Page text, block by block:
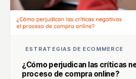
ESTRATEGIAS DE ECOMMERCE
¿Cómo perjudican las críticas
proceso de compra online?